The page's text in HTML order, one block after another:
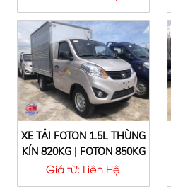
XE TẢI FOTON 1.5L THÙNG
KÍN 820KG | FOTON 850KG
THÙNG BẠT | FOTON 990KG
Giá từ: Liên Hệ